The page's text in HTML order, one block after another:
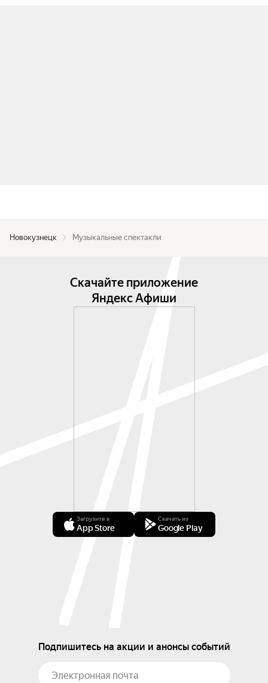
Новокузнецк Музыкальные спектакли
Скачайте приложение
Яндекс Афиши
Загрузите в
App Store
Скачать из
Google Play
Подпишитесь на акции и анонсы событий